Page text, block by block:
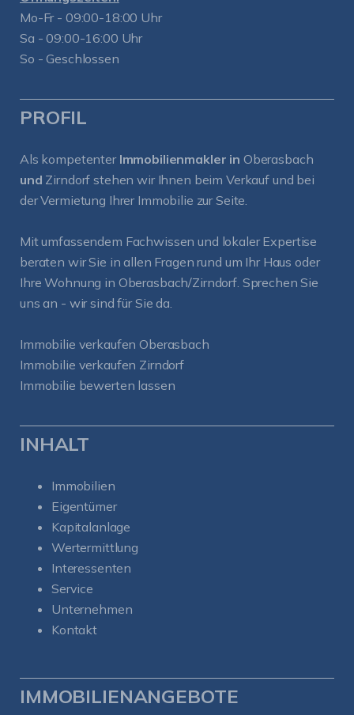
Mo-Fr - 09:00-18:00 Uhr
Sa - 09:00-16:00 Uhr
So - Geschlossen
PROFIL
Als kompetenter Immobilienmakler in Oberasbach
und Zirndorf stehen wir Ihnen beim Verkauf und bei
der Vermietung Ihrer Immobilie zur Seite.
Mit umfassendem Fachwissen und lokaler Expertise
beraten wir Sie in allen Fragen rund um Ihr Haus oder
Ihre Wohnung in Oberasbach/Zirndorf. Sprechen Sie
uns an - wir sind für Sie da.
Immobilie verkaufen Oberasbach
Immobilie verkaufen Zirndorf
Immobilie bewerten lassen
INHALT
Immobilien
Eigentümer
Kapitalanlage
Wertermittlung
Interessenten
Service
Unternehmen
Kontakt
IMMOBILIENANGEBOTE